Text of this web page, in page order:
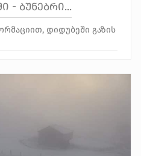
- ბუნებრი...
დიდუბეში გაზის